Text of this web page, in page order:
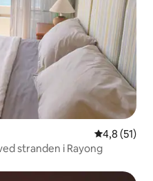
4,8 ud af 5
4,8 (51)
stranden i Rayong